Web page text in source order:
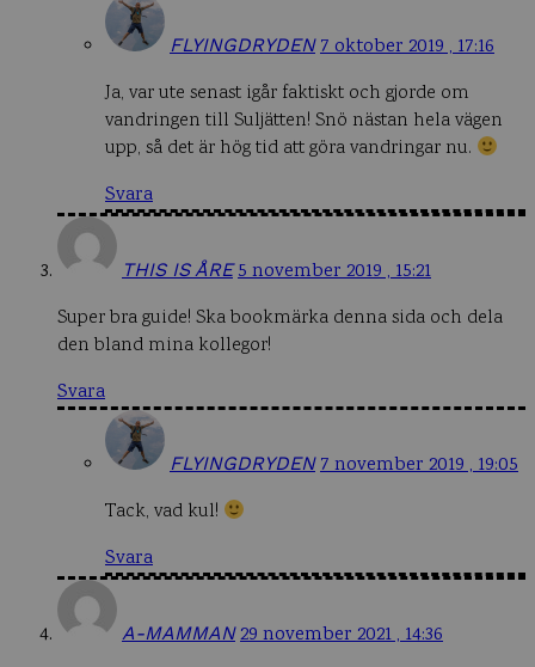
FLYINGDRYDEN 7 oktober 2019 , 17:16
Ja, var ute senast igår faktiskt och gjorde om
vandringen till Suljätten! Snö nästan hela vägen
upp, så det är hög tid att göra vandringar nu.
Svara
THIS IS ÅRE 5 november 2019 , 15:21
Super bra guide! Ska bookmärka denna sida och dela
den bland mina kollegor!
Svara
FLYINGDRYDEN 7 november 2019 , 19:05
Tack, vad kul!
Svara
A-MAMMAN 29 november 2021 , 14:36